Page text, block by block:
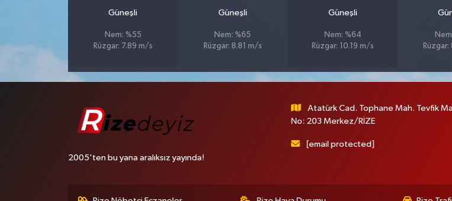
Güneşli
Nem: %55
Rüzgar: 7.89 m/s
Güneşli
Nem: %65
Rüzgar: 8.81 m/s
Güneşli
Nem: %64
Rüzgar: 10.19 m/s
Rüzgar:
2005'ten bu yana aralıksız yayında!
Atatürk Cad. Tophane Mah. Tevfik
No: 203 Merkez/RİZE
[email protected]